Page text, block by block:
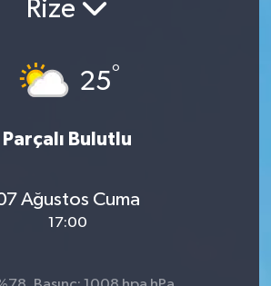
Rize
25°
Parçalı Bulutlu
Ağustos Cuma
17:00